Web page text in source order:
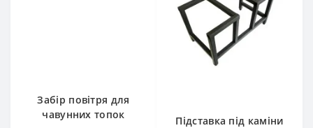
Забір повітря для
чавунних топок
Підставка під каміни